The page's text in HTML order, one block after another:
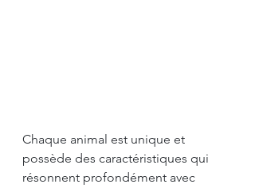
Chaque animal est unique et
possède des caractéristiques qui
résonnent profondément avec